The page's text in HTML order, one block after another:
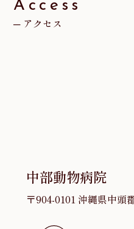
Access
アクセス
中部動物病院
〒904-0101 沖縄県中頭